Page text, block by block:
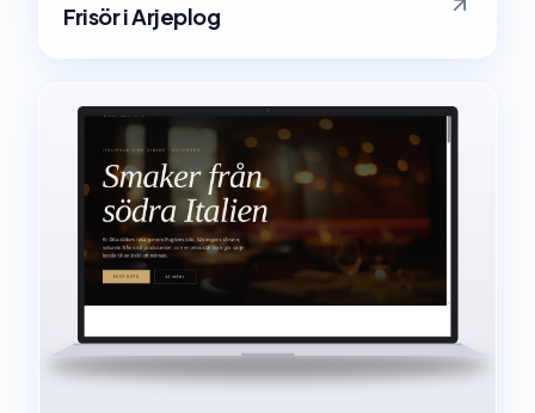
FrisöriArjeplog